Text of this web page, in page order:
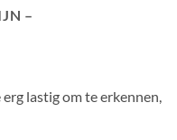
–
lastig om te erkennen,